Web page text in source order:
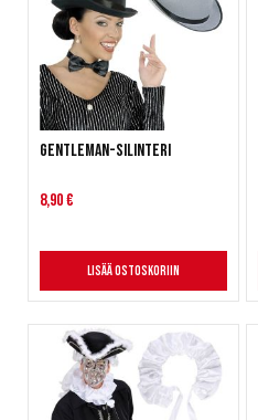
Gentleman-silinteri
8,90 €
Lisää ostoskoriin